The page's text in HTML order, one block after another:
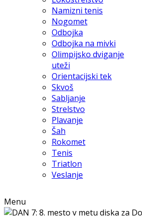
Namizni tenis
Nogomet
Odbojka
Odbojka na mivki
Olimpijsko dviganje
uteži
Orientacijski tek
Skvoš
Sabljanje
Strelstvo
Plavanje
Šah
Rokomet
Tenis
Triatlon
Veslanje
Menu